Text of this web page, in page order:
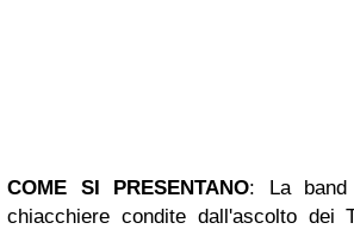
COME SI PRESENTANO: La
chiacchiere condite dall'ascolto dei